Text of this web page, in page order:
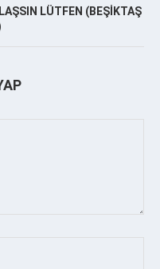
LÜTFEN (BEŞİKTAŞ